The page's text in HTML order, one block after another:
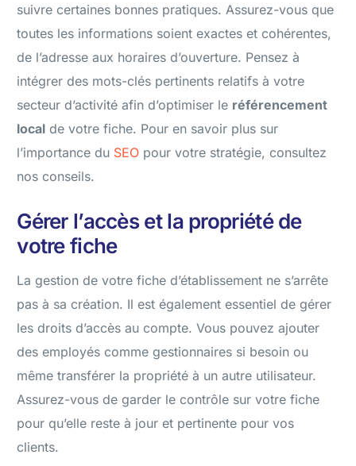
suivre certaines bonnes pratiques. Assurez-vous que
toutes les informations soient exactes et cohérentes,
de l’adresse aux horaires d’ouverture. Pensez à
intégrer des mots-clés pertinents relatifs à votre
secteur d’activité afin d’optimiser le référencement
local de votre fiche. Pour en savoir plus sur
l’importance du SEO pour votre stratégie, consultez
nos conseils.
Gérer l’accès et la propriété de
votre fiche
La gestion de votre fiche d’établissement ne s’arrête
pas à sa création. Il est également essentiel de gérer
les droits d’accès au compte. Vous pouvez ajouter
des employés comme gestionnaires si besoin ou
même transférer la propriété à un autre utilisateur.
Assurez-vous de garder le contrôle sur votre fiche
pour qu’elle reste à jour et pertinente pour vos
clients.